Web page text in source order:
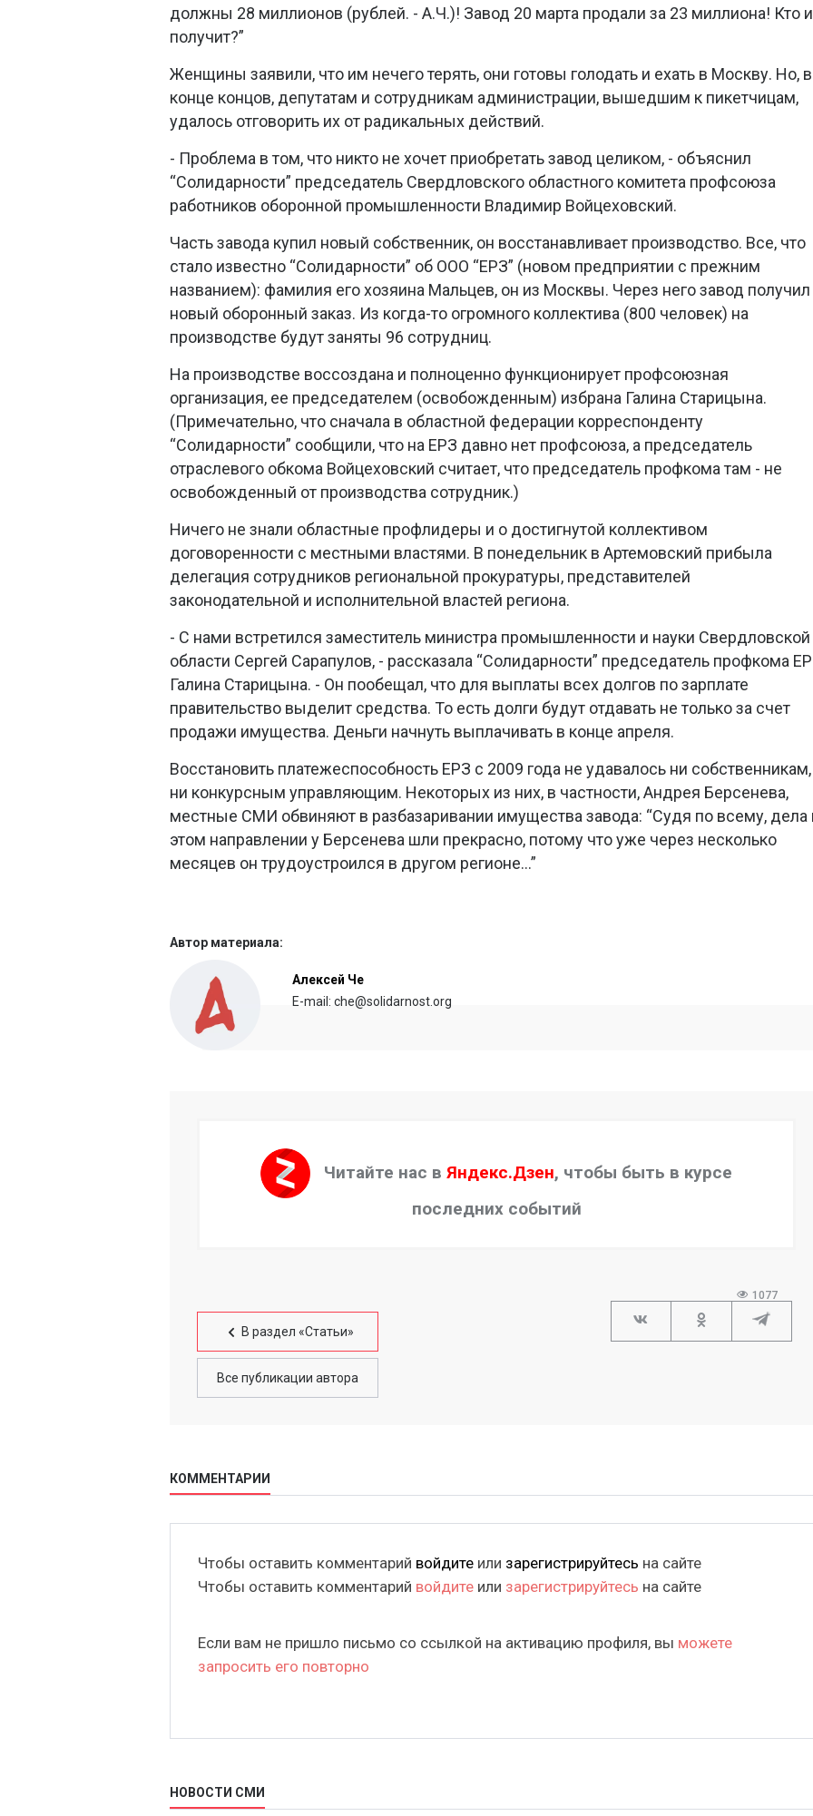
должны 28 миллионов (рублей. - А.Ч.)! Завод 20 марта продали за 23 миллиона! Кто
получит?”
Женщины заявили, что им нечего терять, они готовы голодать и ехать в Москву. Но, в
конце концов, депутатам и сотрудникам администрации, вышедшим к пикетчицам,
удалось отговорить их от радикальных действий.
- Проблема в том, что никто не хочет приобретать завод целиком, - объяснил
“Солидарности” председатель Свердловского областного комитета профсоюза
работников оборонной промышленности Владимир Войцеховский.
Часть завода купил новый собственник, он восстанавливает производство. Все, что
стало известно “Солидарности” об ООО “ЕРЗ” (новом предприятии с прежним
названием): фамилия его хозяина Мальцев, он из Москвы. Через него завод получил
новый оборонный заказ. Из когда-то огромного коллектива (800 человек) на
производстве будут заняты 96 сотрудниц.
На производстве воссоздана и полноценно функционирует профсоюзная
организация, ее председателем (освобожденным) избрана Галина Старицына.
(Примечательно, что сначала в областной федерации корреспонденту
“Солидарности” сообщили, что на ЕРЗ давно нет профсоюза, а председатель
отраслевого обкома Войцеховский считает, что председатель профкома там - не
освобожденный от производства сотрудник.)
Ничего не знали областные профлидеры и о достигнутой коллективом
договоренности с местными властями. В понедельник в Артемовский прибыла
делегация сотрудников региональной прокуратуры, представителей
законодательной и исполнительной властей региона.
- С нами встретился заместитель министра промышленности и науки Свердловской
области Сергей Сарапулов, - рассказала “Солидарности” председатель профкома
Галина Старицына. - Он пообещал, что для выплаты всех долгов по зарплате
правительство выделит средства. То есть долги будут отдавать не только за счет
продажи имущества. Деньги начнуть выплачивать в конце апреля.
Восстановить платежеспособность ЕРЗ с 2009 года не удавалось ни собственникам,
ни конкурсным управляющим. Некоторых из них, в частности, Андрея Берсенева,
местные СМИ обвиняют в разбазаривании имущества завода: “Судя по всему, дела
этом направлении у Берсенева шли прекрасно, потому что уже через несколько
месяцев он трудоустроился в другом регионе...”
Автор материала:
Алексей Че
E-mail: che@solidarnost.org
Читайте нас в Яндекс.Дзен, чтобы быть в курсе
последних событий
В раздел «Статьи»
Все публикации автора
1077
КОММЕНТАРИИ
Чтобы оставить комментарий войдите или зарегистрируйтесь на сайте
Чтобы оставить комментарий войдите или зарегистрируйтесь на сайте
Если вам не пришло письмо со ссылкой на активацию профиля, вы можете
запросить его повторно
НОВОСТИ СМИ